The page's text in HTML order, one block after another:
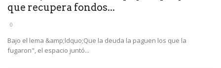
que recupera fondos...
0
Bajo el lema &amp;ldquo;Que la deuda la paguen los que la
fugaron", el espacio juntó...